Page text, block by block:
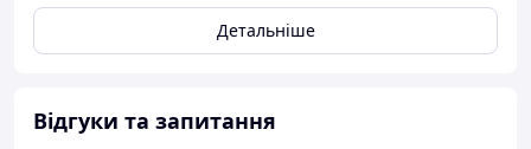
Основні характеристики:
Кількість в одному комплекті: Комплект із 5 шт.
кількість постів: 1-постова
Детальніше
Відгуки та запитання